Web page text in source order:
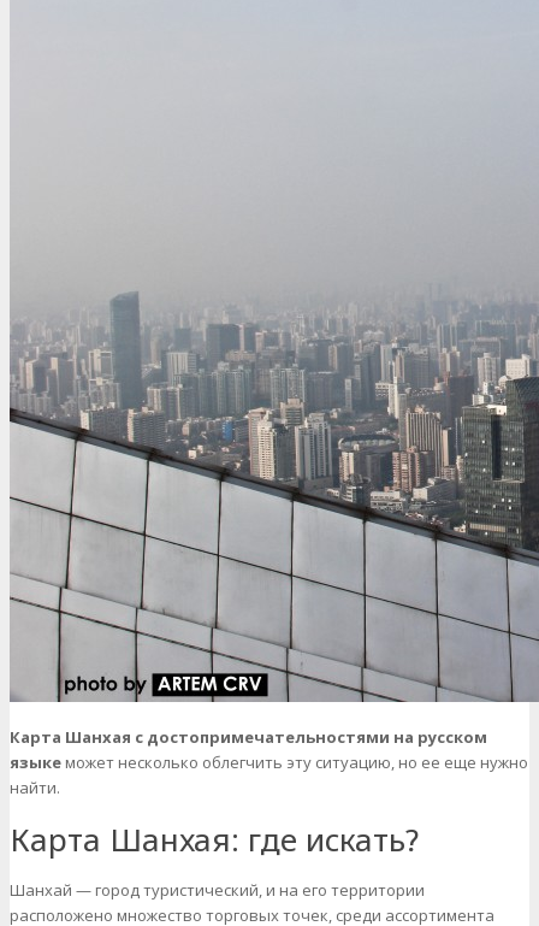
Карта Шанхая с достопримечательностями на русском
языке может несколько облегчить эту ситуацию, но ее еще нужно
найти.
Карта Шанхая: где искать?
Шанхай — город туристический, и на его территории
расположено множество торговых точек, среди ассортимента